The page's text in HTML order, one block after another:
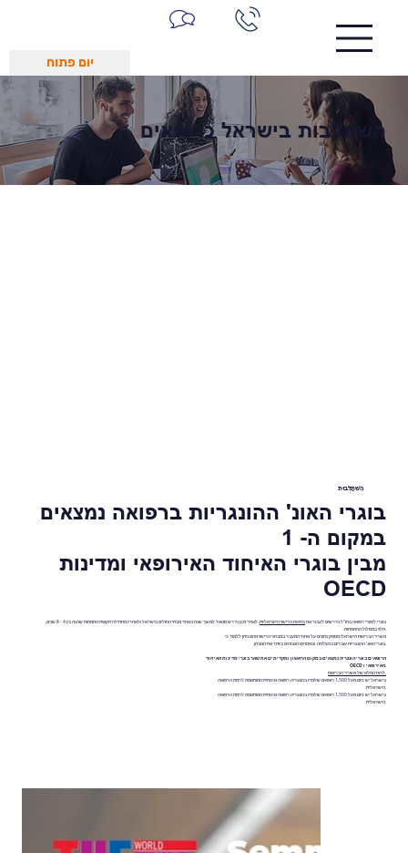
יום פתוח
השתלבות בישראל כרופאים
הִשׁתַלְבוּת
בוגרי האונ' ההונגריות ברפואה נמצאים
במקום ה- 1
מבין בוגרי האיחוד האירופאי ומדינות
OECD
בוגרי לימודי רפואה בחו"ל נדרשים לעבור אתבחינות הרישוי הישראליות, לאחר מכן נדרש סטאז' למשך שנה באחד מבתי החולים בישראל ולאחריו מתחילה תקופת התמחות שנעה בין 4 - 8 שנים,
.תלוי במסלול ההתמחות
משרד הבריאות הישראלי מספק נתונים על אחוזי המעבר במבחני הרישוי מהם ניתן ללמוד כי
.בוגרי האונ' ההונגריות עוברים בהצלחה ובאחוזים הגבוהים ביותר את המבחן
הרופאים בוגרי הונגריה נמצאים במקום הראשון ומקדימים את שאר בוגרי מדינות האיחוד
.האירופאי ו OECD
.לדוח המלא של משרד הבריאות
בישראל יש כיום מעל 1,500 רופאים שלמדו בהונגריה רפואה איכותית המותאמת לרמת הרפואה
.הישראלית
בישראל יש כיום מעל 1,500 רופאים שלמדו בהונגריה רפואה איכותית המותאמת לרמת הרפואה
.הישראלית